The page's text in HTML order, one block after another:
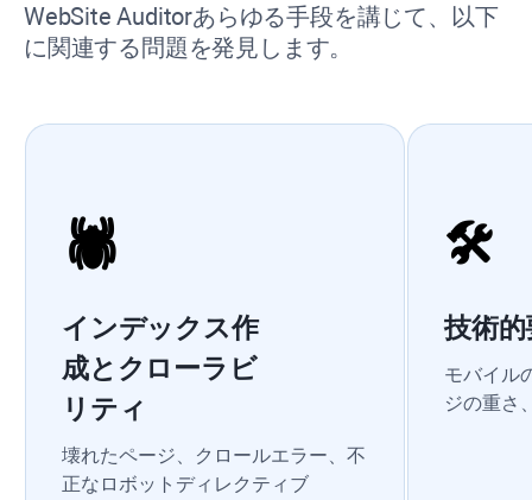
WebSite Auditorあらゆる手段を講じて、以下
に関連する問題を発見します。
🕷
インデックス作
成とクローラビ
リティ
壊れたページ、クロールエラー、不
正なロボットディレクティブ
🛠
技術的
モバイル
ジの重さ